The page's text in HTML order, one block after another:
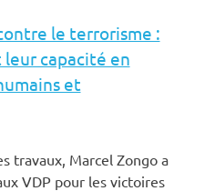
le terrorisme :
leur capacité en
et
travaux, Marcel Zongo a
VDP pour les victoires